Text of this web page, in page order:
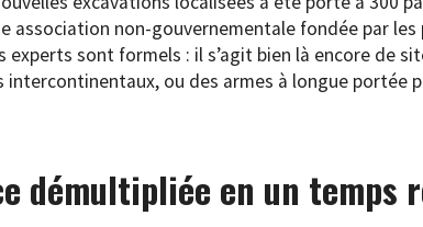
association non-gouvernementale fondée par les
experts sont formels : il s’agit bien là encore de
intercontinentaux, ou des armes à longue portée
démultipliée en un temps